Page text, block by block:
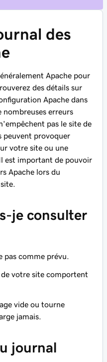
des
Apache pour
des détails sur
Apache dans
nombreuses erreurs
pas le site de
peuvent provoquer
votre site ou une
est important de pouvoir
Apache lors du
je consulter
comme prévu.
de votre site comportent
vide ou tourne
jamais.
journal